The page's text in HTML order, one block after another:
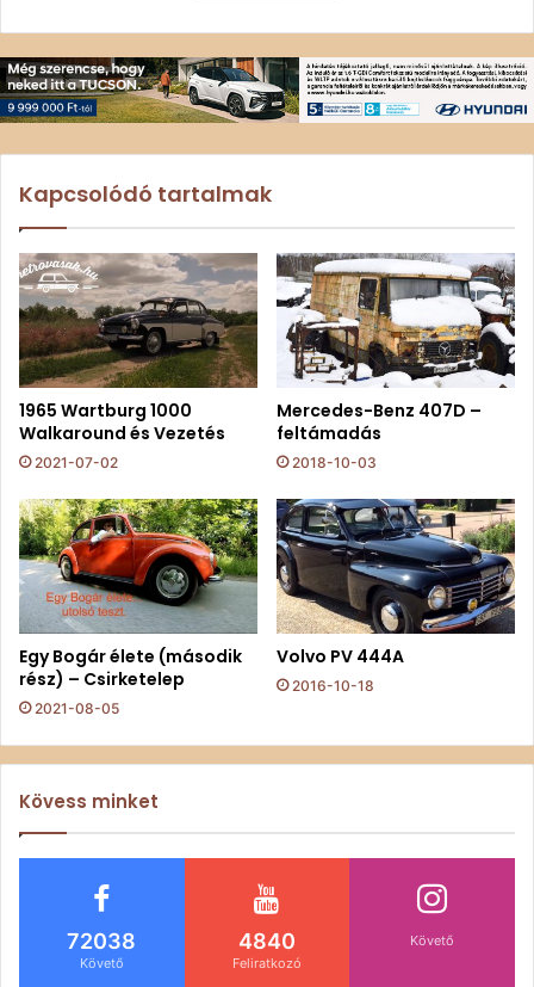
Kapcsolódó tartalmak
1965 Wartburg 1000
Walkaround és Vezetés
2021-07-02
Mercedes-Benz 407D –
feltámadás
2018-10-03
Egy Bogár élete (második
rész) – Csirketelep
2021-08-05
Volvo PV 444A
2016-10-18
Kövess minket
72038
Követő
4840
Feliratkozó
Követő